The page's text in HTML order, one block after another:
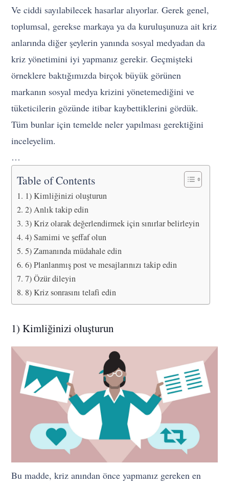
Ve ciddi sayılabilecek hasarlar alıyorlar. Gerek genel,
toplumsal, gerekse markaya ya da kuruluşunuza ait kriz
anlarında diğer şeylerin yanında sosyal medyadan da
kriz yönetimini iyi yapmanız gerekir. Geçmişteki
örneklere baktığımızda birçok büyük görünen
markanın sosyal medya krizini yönetemediğini ve
tüketicilerin gözünde itibar kaybettiklerini gördük.
Tüm bunlar için temelde neler yapılması gerektiğini
inceleyelim.
…
Table of Contents
1) Kimliğinizi oluşturun
2) Anlık takip edin
3) Kriz olarak değerlendirmek için sınırlar belirleyin
4) Samimi ve şeffaf olun
5) Zamanında müdahale edin
6) Planlanmış post ve mesajlarınızı takip edin
7) Özür dileyin
8) Kriz sonrasını telafi edin
1) Kimliğinizi oluşturun
Bu madde, kriz anından önce yapmanız gereken en